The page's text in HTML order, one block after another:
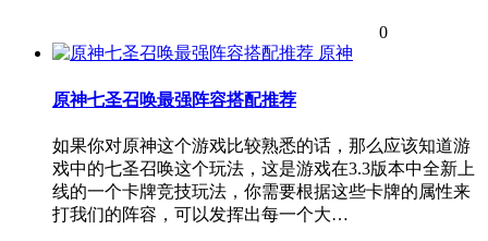
0
原神
原神七圣召唤最强阵容搭配推荐
如果你对原神这个游戏比较熟悉的话，那么应该知道游
戏中的七圣召唤这个玩法，这是游戏在3.3版本中全新上
线的一个卡牌竞技玩法，你需要根据这些卡牌的属性来
打我们的阵容，可以发挥出每一个大…